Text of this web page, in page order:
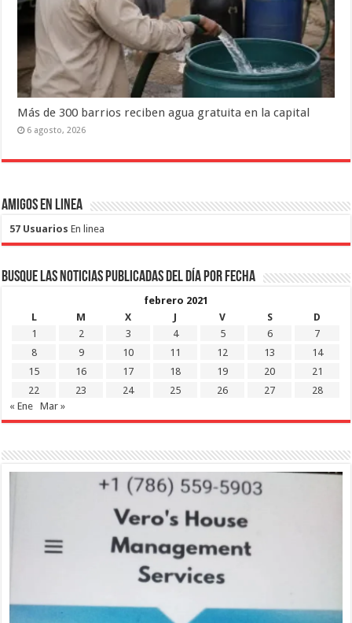
Más de 300 barrios reciben agua gratuita en la capital
6 agosto, 2026
Amigos en Linea
57 Usuarios En linea
Busque las noticias publicadas del día por fecha
febrero 2021
L
M X J V S
D
1
2 3 4 5 6
7
8
9 10 11 12 13
14
15
16 17 18 19 20
21
22
23 24 25 26 27
28
« Ene
Mar »